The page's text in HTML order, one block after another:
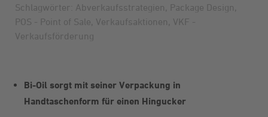
Schlagwörter: Abverkaufsstrategien Package Design
POS - Point of Sale Verkaufsaktionen
VKF -
Verkaufsförderung
Bi-Oil sorgt mit seiner Verpackung in
Handtaschenform für einen Hingucker